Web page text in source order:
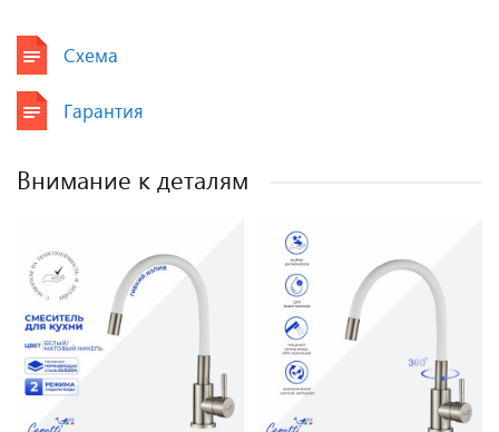
Схема
Гарантия
Внимание к деталям